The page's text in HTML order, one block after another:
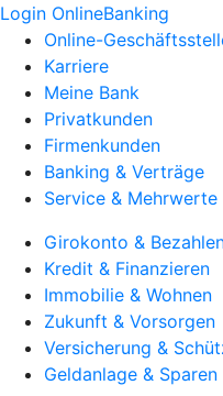
Login OnlineBanking
Online-
Karriere
Meine Bank
Privatkunden
Firmenkunden
Banking & Verträge
Service & Mehrwerte
Girokonto &
Kredit & Finanzieren
Immobilie & Wohnen
Zukunft & Vorsorgen
Versicherung &
Geldanlage & Sparen